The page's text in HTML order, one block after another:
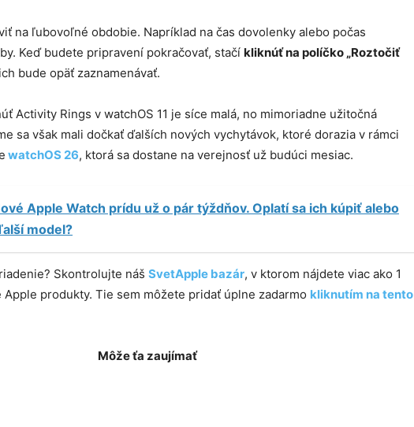
na ľubovoľné obdobie. Napríklad na čas dovolenky alebo počas
Keď budete pripravení pokračovať, stačí kliknúť na políčko „Roztočiť
bude opäť zaznamenávať.
Activity Rings v watchOS 11 je síce malá, no mimoriadne užitočná
sa však mali dočkať ďalších nových vychytávok, ktoré dorazia v rámci
watchOS 26, ktorá sa dostane na verejnosť už budúci mesiac.
Apple Watch prídu už o pár týždňov. Oplatí sa ich kúpiť alebo
model?
Skontrolujte náš SvetApple bazár, v ktorom nájdete viac ako 1
produkty. Tie sem môžete pridať úplne zadarmo kliknutím na tento
Môže ťa zaujímať